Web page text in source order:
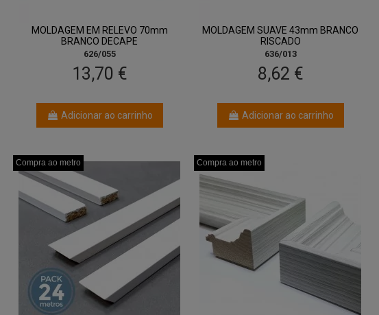
MOLDAGEM EM RELEVO 70mm
BRANCO DECAPE
626/055
13,70 €
Adicionar ao carrinho
MOLDAGEM SUAVE 43mm BRANCO
RISCADO
636/013
8,62 €
Adicionar ao carrinho
Compra ao metro
Compra ao metro
Compra ao metro Compra ao metro
Compra ao metro
Compra ao metro